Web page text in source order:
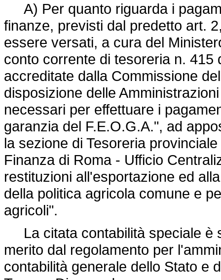
A) Per quanto riguarda i
finanze, previsti dal predetto art.
essere versati, a cura del
conto corrente di tesoreria n. 415
accreditate dalla Commissione
disposizione delle
necessari per effettuare i
garanzia del F.E.O.G.A.", ad
la sezione di Tesoreria
Finanza di Roma - Ufficio
restituzioni all'esportazione ed
della politica agricola comune e
agricoli".
La citata contabilità speciale è
merito dal regolamento per
contabilità generale dello Stato e